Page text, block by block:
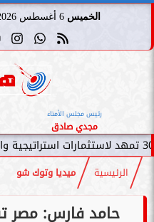
الخميس
رئيس مجلس الأمناء
مجدي صادق
الرئيسية ميديا وتوك شو
حامد فارس: مصر